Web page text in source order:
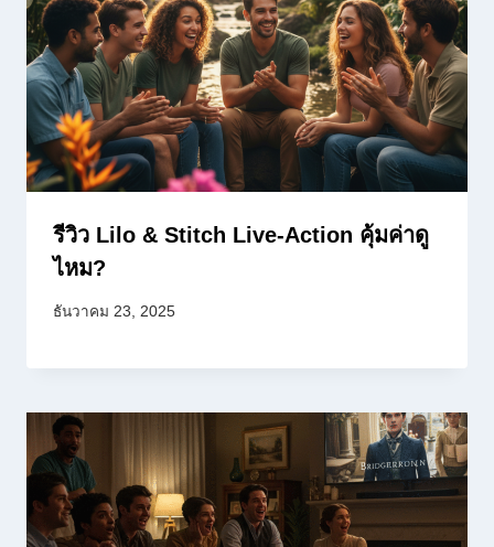
รีวิว Lilo & Stitch Live-Action คุ้มค่าดู
ไหม?
ธันวาคม 23, 2025